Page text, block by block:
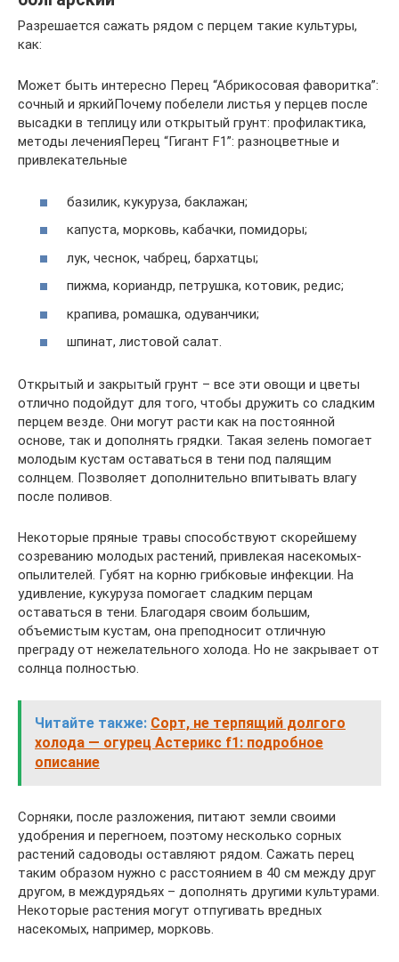
Разрешается сажать рядом с перцем такие культуры,
как:
Может быть интересно Перец “Абрикосовая фаворитка”:
сочный и яркийПочему побелели листья у перцев после
высадки в теплицу или открытый грунт: профилактика,
методы леченияПерец “Гигант F1”: разноцветные и
привлекательные
базилик, кукуруза, баклажан;
капуста, морковь, кабачки, помидоры;
лук, чеснок, чабрец, бархатцы;
пижма, кориандр, петрушка, котовик, редис;
крапива, ромашка, одуванчики;
шпинат, листовой салат.
Открытый и закрытый грунт – все эти овощи и цветы
отлично подойдут для того, чтобы дружить со сладким
перцем везде. Они могут расти как на постоянной
основе, так и дополнять грядки. Такая зелень помогает
молодым кустам оставаться в тени под палящим
солнцем. Позволяет дополнительно впитывать влагу
после поливов.
Некоторые пряные травы способствуют скорейшему
созреванию молодых растений, привлекая насекомых-
опылителей. Губят на корню грибковые инфекции. На
удивление, кукуруза помогает сладким перцам
оставаться в тени. Благодаря своим большим,
объемистым кустам, она преподносит отличную
преграду от нежелательного холода. Но не закрывает от
солнца полностью.
Читайте также: Сорт, не терпящий долгого
холода — огурец Астерикс f1: подробное
описание
Сорняки, после разложения, питают земли своими
удобрения и перегноем, поэтому несколько сорных
растений садоводы оставляют рядом. Сажать перец
таким образом нужно с расстоянием в 40 см между друг
другом, в междурядьях – дополнять другими культурами.
Некоторые растения могут отпугивать вредных
насекомых, например, морковь.